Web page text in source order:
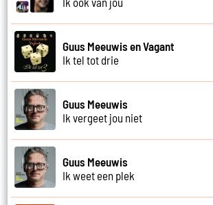
Guus Meeuwis en Vagant
Ik tel tot drie
Guus Meeuwis
Ik vergeet jou niet
Guus Meeuwis
Ik weet een plek